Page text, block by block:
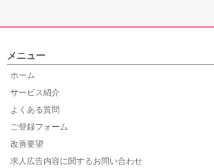
メニュー
ホーム
サービス紹介
よくある質問
ご登録フォーム
改善要望
求人広告内容に関するお問い合わせ